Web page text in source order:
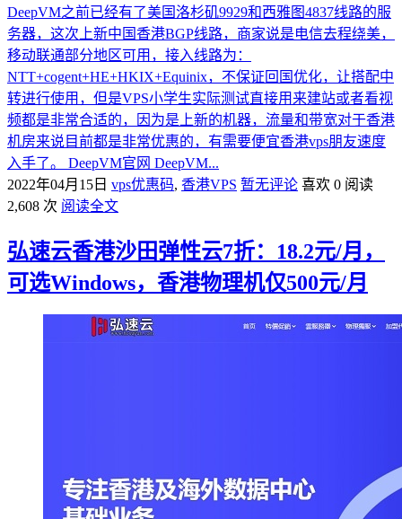
DeepVM之前已经有了美国洛杉矶9929和西雅图4837线路的服
务器，这次上新中国香港BGP线路，商家说是电信去程绕美，
移动联通部分地区可用，接入线路为：
NTT+cogent+HE+HKIX+Equinix，不保证回国优化，让搭配中
转进行使用，但是VPS小学生实际测试直接用来建站或者看视
频都是非常合适的，因为是上新的机器，流量和带宽对于香港
机房来说目前都是非常优惠的，有需要便宜香港vps朋友速度
入手了。 DeepVM官网 DeepVM...
2022年04月15日 vps优惠码, 香港VPS 暂无评论 喜欢 0 阅读
2,608 次 阅读全文
弘速云香港沙田弹性云7折：18.2元/月，
可选Windows，香港物理机仅500元/月